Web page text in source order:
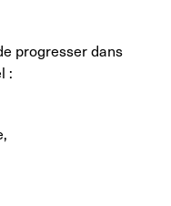
progresser dans
: